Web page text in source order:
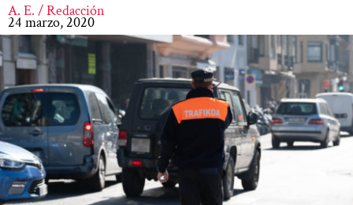
A. E. / Redacción
24 marzo, 2020